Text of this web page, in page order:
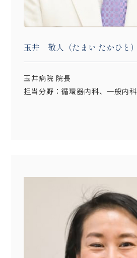
玉井 敬人（たまい たかひと）
玉井病院 院長
担当分野：循環器内科、一般内科